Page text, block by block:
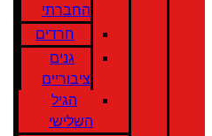
החברתי
חרדים
גנים
ציבוריים
הגיל
השלישי